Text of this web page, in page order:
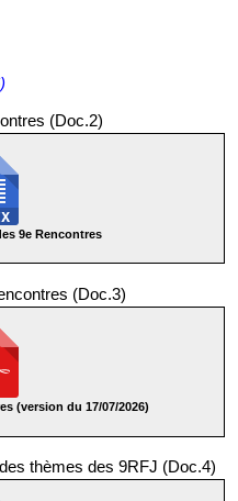
(Doc.2)
9e Rencontres
(Doc.3)
(version du 17/07/2026)
thèmes des 9RFJ (Doc.4)